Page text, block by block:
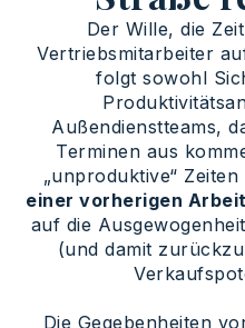
Der Wille, die
Vertriebsmitarbeiter
folgt sowohl
Außendienstteams,
Terminen aus
„unproduktive“
einer vorherigen
auf die
(und damit
Die Gegebenheiten